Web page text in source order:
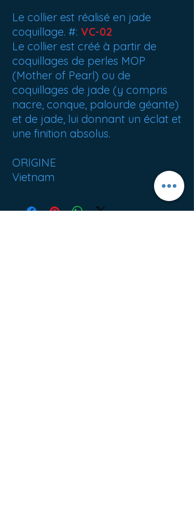
Le collier est réalisé en jade
coquillage. #: VC-02
Le collier est créé à partir de
coquillages de perles MOP
(Mother of Pearl) ou de
coquillages de jade (y compris
nacre, conque, palourde géante)
et de jade, lui donnant un éclat et
une finition absolus.
ORIGINE
Vietnam